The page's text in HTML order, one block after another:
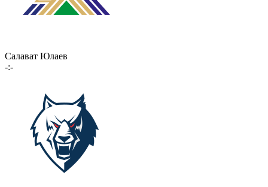
Салават Юлаев
-:-